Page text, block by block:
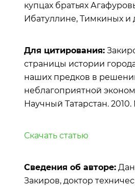
купцах братьях
Ибатуллине, Тимкиных и
Для цитирования:
страницы истории
наших предков в
неблагоприятной
Научный Татарстан. 2010.
Скачать статью
Сведения об авторе:
Закиров, доктор